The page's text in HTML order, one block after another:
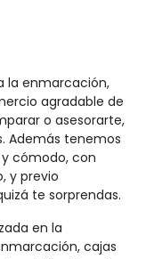
la enmarcación,
agradable de
o asesorarte,
Además tenemos
cómodo, con
y previo
te sorprendas.
en la
cajas